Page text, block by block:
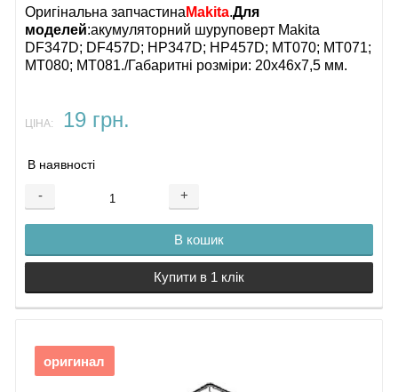
Оригінальна запчастина Makita.Для
моделей:акумуляторний шуруповерт Makita
DF347D; DF457D; HP347D; HP457D; MT070; MT071;
MT080; MT081./Габаритні розміри: 20х46х7,5 мм.
ЦІНА: 19 грн.
В наявності
- +
В кошик
Купити в 1 клік
оригинал